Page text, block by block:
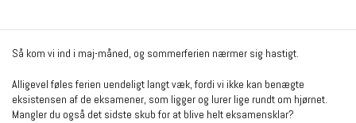
Så kom vi ind i maj-måned, og sommerferien nærmer sig hastigt.
Alligevel føles ferien uendeligt langt væk, fordi vi ikke kan benægte
eksistensen af de eksamener, som ligger og lurer lige rundt om hjørnet.
Mangler du også det sidste skub for at blive helt eksamensklar?